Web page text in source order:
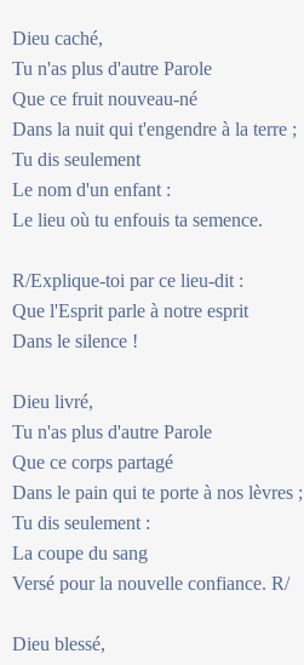
Dieu caché,
Tu n'as plus d'autre Parole
Que ce fruit nouveau-né
Dans la nuit qui t'engendre à la terre ;
Tu dis seulement
Le nom d'un enfant :
Le lieu où tu enfouis ta semence.
R/Explique-toi par ce lieu-dit :
Que l'Esprit parle à notre esprit
Dans le silence !
Dieu livré,
Tu n'as plus d'autre Parole
Que ce corps partagé
Dans le pain qui te porte à nos lèvres ;
Tu dis seulement :
La coupe du sang
Versé pour la nouvelle confiance. R/
Dieu blessé,